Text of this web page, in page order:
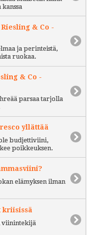
& Co -
ja perinteistä,
ruokaa.
& Co -
parsaa tarjolla
yllättää
budjettiviini,
poikkeuksen.
elämyksen ilman
viinintekijä